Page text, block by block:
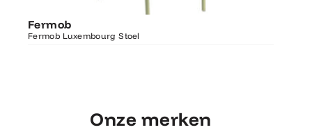
Fermob
Fermob Luxembourg Stoel
Ontdek Fermob
Luxembourg Stoel
Onze merken